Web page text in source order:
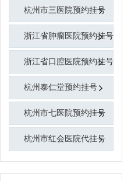
杭州市三医院预约挂号
浙江省肿瘤医院预约挂号
浙江省口腔医院预约挂号
杭州泰仁堂预约挂号
杭州市七医院预约挂号
杭州市红会医院代挂号